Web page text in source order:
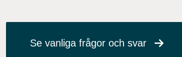
Se vanliga frågor och svar